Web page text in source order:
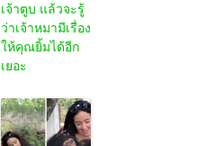
เจ้าตูบ แล้วจะรู้
ว่าเจ้าหมามีเรื่อง
ให้คุณยิ้มได้อีก
เยอะ